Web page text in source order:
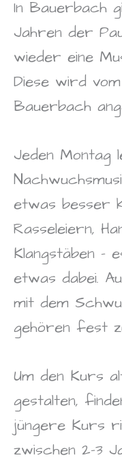
In Bauerbach
Jahren der
wieder eine
Diese wird
Bauerbach
Jeden Montag
etwas besser
Rasseleiern,
Klangstäben –
etwas dabei.
mit dem
gehören fest
Um den Kurs
gestalten,
jüngere Kurs
zwischen 2-3